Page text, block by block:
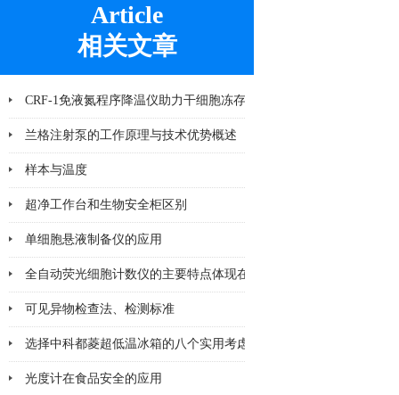
Article
相关文章
CRF-1免液氮程序降温仪助力干细胞冻存
兰格注射泵的工作原理与技术优势概述
样本与温度
超净工作台和生物安全柜区别
单细胞悬液制备仪的应用
全自动荧光细胞计数仪的主要特点体现在哪些方面？
可见异物检查法、检测标准
选择中科都菱超低温冰箱的八个实用考虑因素
光度计在食品安全的应用